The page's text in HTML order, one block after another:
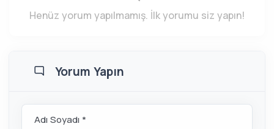
Henüz yorum yapılmamış. İlk yorumu siz yapın!
Yorum Yapın
Adı Soyadı *